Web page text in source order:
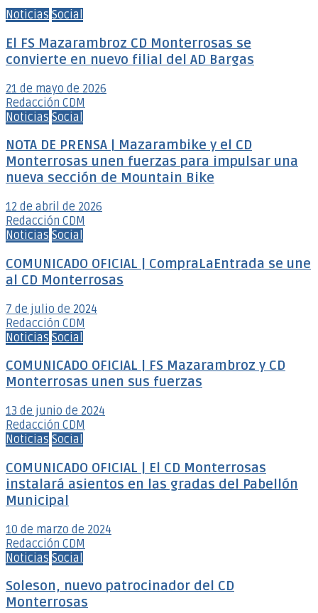
Noticias Social
El FS Mazarambroz CD Monterrosas se
convierte en nuevo filial del AD Bargas
21 de mayo de 2026
Redacción CDM
Noticias Social
NOTA DE PRENSA | Mazarambike y el CD
Monterrosas unen fuerzas para impulsar una
nueva sección de Mountain Bike
12 de abril de 2026
Redacción CDM
Noticias Social
COMUNICADO OFICIAL | CompraLaEntrada se une
al CD Monterrosas
7 de julio de 2024
Redacción CDM
Noticias Social
COMUNICADO OFICIAL | FS Mazarambroz y CD
Monterrosas unen sus fuerzas
13 de junio de 2024
Redacción CDM
Noticias Social
COMUNICADO OFICIAL | El CD Monterrosas
instalará asientos en las gradas del Pabellón
Municipal
10 de marzo de 2024
Redacción CDM
Noticias Social
Soleson, nuevo patrocinador del CD
Monterrosas